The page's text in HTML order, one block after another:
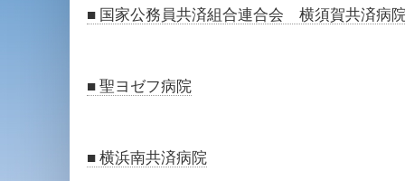
■ 国家公務員共済組合連合会 横須賀共済病
■ 聖ヨゼフ病院
■ 横浜南共済病院